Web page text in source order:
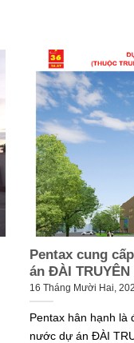
Pentax cung
án ĐÀI TRUYÊN
16 Tháng Mười Hai,
Pentax hân hạnh là
nước dự án ĐÀI